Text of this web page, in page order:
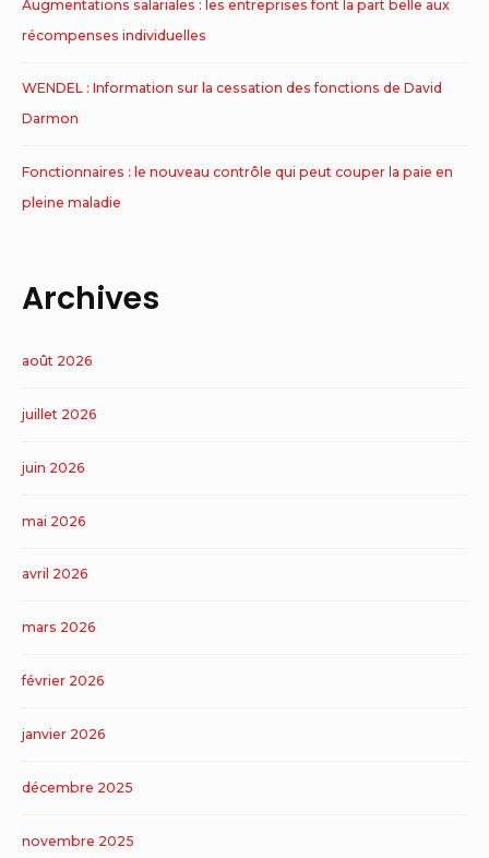
Augmentations salariales : les entreprises font la part belle aux
récompenses individuelles
WENDEL : Information sur la cessation des fonctions de David
Darmon
Fonctionnaires : le nouveau contrôle qui peut couper la paie en
pleine maladie
Archives
août 2026
juillet 2026
juin 2026
mai 2026
avril 2026
mars 2026
février 2026
janvier 2026
décembre 2025
novembre 2025